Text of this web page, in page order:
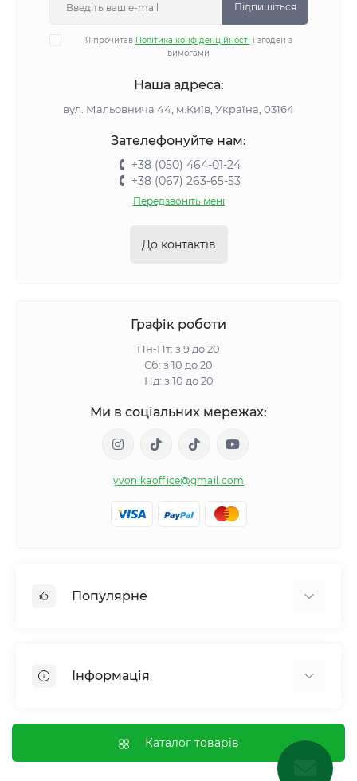
Підпишіться
Я прочитав Політика конфіденційності і згоден з
вимогами
Наша адреса:
вул. Мальовнича 44, м.Київ, Україна, 03164
Зателефонуйте нам:
+38 (050) 464-01-24
+38 (067) 263-65-53
Передзвоніть мені
До контактів
Графік роботи
Пн-Пт: з 9 до 20
Сб: з 10 до 20
Нд: з 10 до 20
Ми в соціальних мережах:
yvonikaoffice@gmail.com
Популярне
Обмін речовин і вага
Імунна система
Гормональний баланс і обмін речовин
Інформація
Оплата і доставка
Обмін та повернення
Каталог товарів